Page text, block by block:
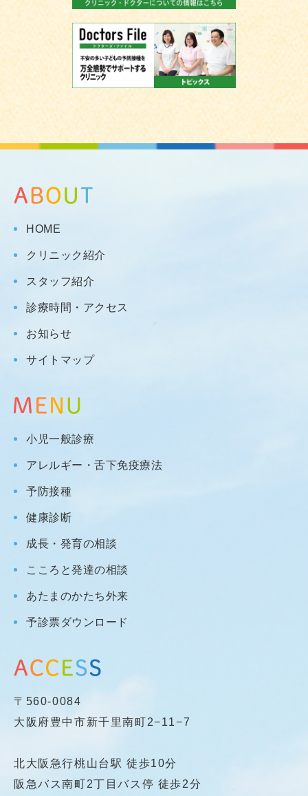
HOME
クリニック紹介
スタッフ紹介
診療時間・アクセス
お知らせ
サイトマップ
小児一般診療
アレルギー・舌下免疫療法
予防接種
健康診断
成長・発育の相談
こころと発達の相談
あたまのかたち外来
予診票ダウンロード
〒560-0084
大阪府豊中市新千里南町2−11−7
北大阪急行桃山台駅 徒歩10分
阪急バス南町2丁目バス停 徒歩2分